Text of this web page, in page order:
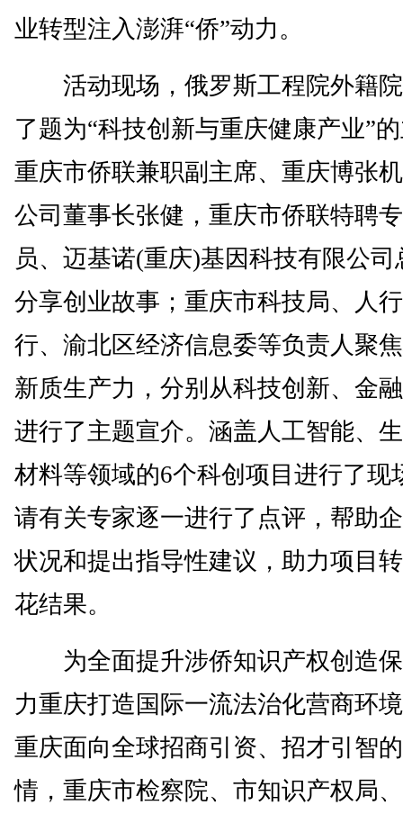
业转型注入澎湃“侨”动力。
活动现场，俄罗斯工程院外籍院
了题为“科技创新与重庆健康产业”
重庆市侨联兼职副主席、重庆博张
公司董事长张健，重庆市侨联特聘
员、迈基诺(重庆)基因科技有限公
分享创业故事；重庆市科技局、人
行、渝北区经济信息委等负责人聚
新质生产力，分别从科技创新、金
进行了主题宣介。涵盖人工智能、
材料等领域的6个科创项目进行了现
请有关专家逐一进行了点评，帮助
状况和提出指导性建议，助力项目
花结果。
为全面提升涉侨知识产权创造保
力重庆打造国际一流法治化营商环
重庆面向全球招商引资、招才引智
情，重庆市检察院、市知识产权局